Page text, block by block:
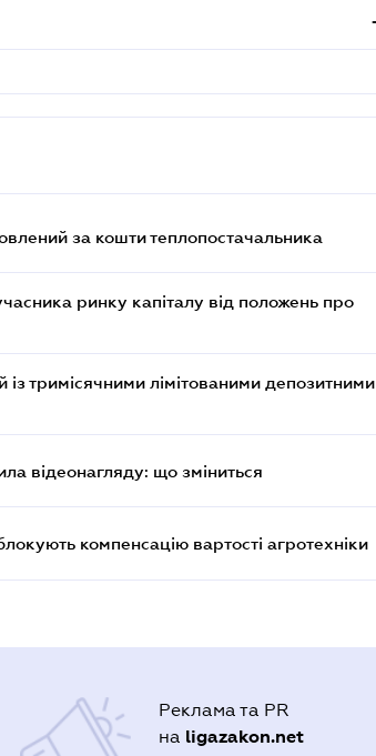
за кошти теплопостачальника
ринку капіталу від положень про
тримісячними лімітованими депозитними
відеонагляду: що зміниться
компенсацію вартості агротехніки
Реклама та PR
на ligazakon.net